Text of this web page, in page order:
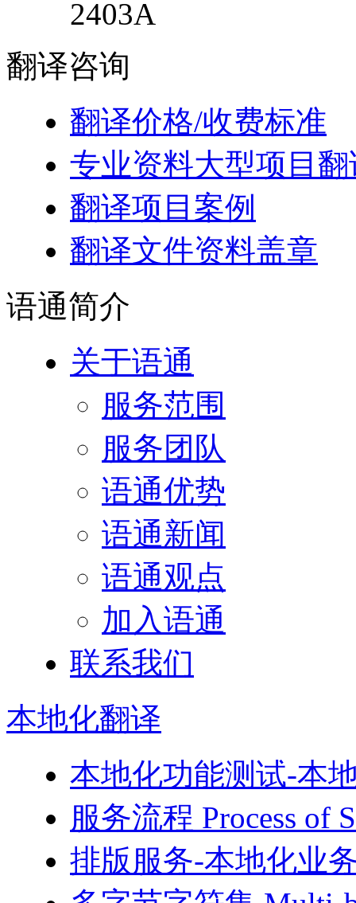
2403A
翻译咨询
翻译价格/收费标准
专业资料大型项目翻
翻译项目案例
翻译文件资料盖章
语通简介
关于语通
服务范围
服务团队
语通优势
语通新闻
语通观点
加入语通
联系我们
本地化翻译
本地化功能测试-本
服务流程 Process of
排版服务-本地化业